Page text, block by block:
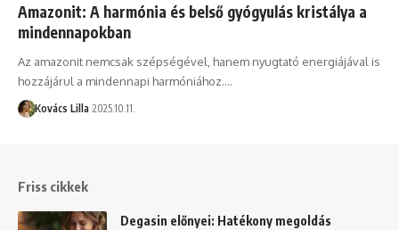
Amazonit: A harmónia és belső gyógyulás kristálya a
mindennapokban
Az amazonit nemcsak szépségével, hanem nyugtató energiájával is
hozzájárul a mindennapi harmóniához.…
Kovács Lilla 2025.10.11.
Friss cikkek
Degasin előnyei: Hatékony megoldás